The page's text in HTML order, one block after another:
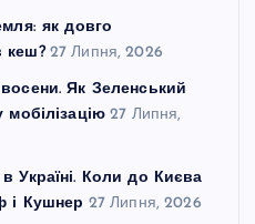
як довго
кеш? 27 Липня, 2026
Як Зеленський
мобілізацію 27 Липня,
Україні. Коли до Києва
і Кушнер 27 Липня, 2026